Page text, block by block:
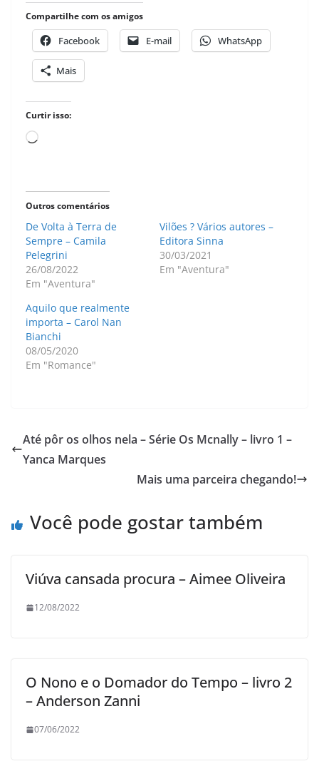
Compartilhe com os amigos
Facebook E-mail WhatsApp
Mais
Curtir isso:
Carregando...
Outros comentários
De Volta à Terra de
Sempre – Camila
Pelegrini
26/08/2022
Em "Aventura"
Vilões ? Vários autores –
Editora Sinna
30/03/2021
Em "Aventura"
Aquilo que realmente
importa – Carol Nan
Bianchi
08/05/2020
Em "Romance"
Até pôr os olhos nela – Série Os Mcnally – livro 1 –
Yanca Marques
Mais uma parceira chegando!
Você pode gostar também
Viúva cansada procura – Aimee Oliveira
12/08/2022
O Nono e o Domador do Tempo – livro 2
– Anderson Zanni
07/06/2022